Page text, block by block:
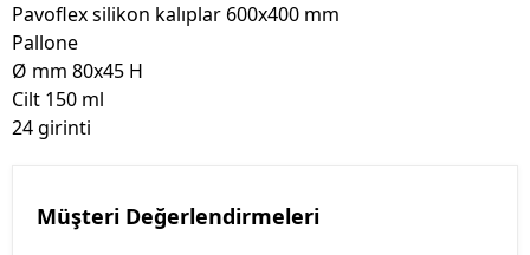
Pavoflex silikon kalıplar 600x400 mm
Pallone
Ø mm 80x45 H
Cilt 150 ml
24 girinti
Müşteri Değerlendirmeleri